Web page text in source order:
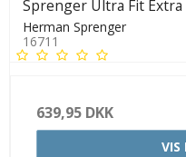
Sprenger Ultra Fit
Herman Sprenger
16711
639,95 DKK
VIS